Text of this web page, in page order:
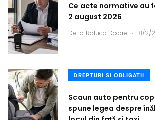
Ce acte normative au
2 august 2026
De la Raluca Dobre . 8/2/
DREPTURI SI OBLIGATII
Scaun auto pentru
spune legea despre